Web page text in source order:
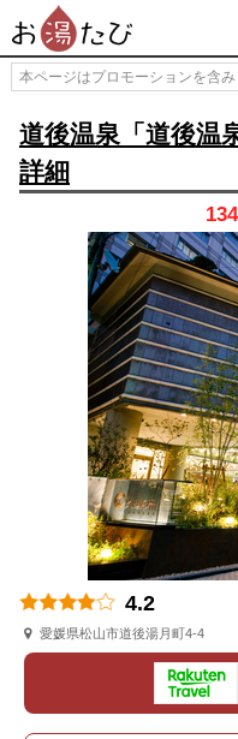
本ページはプロモーションを含み
道後温泉「道後
詳細
134
4.2
愛媛県松山市道後湯月町4-4